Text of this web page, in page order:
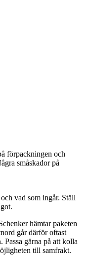
förpackningen och
småskador på
vad som ingår. Ställ
hämtar paketen
går därför oftast
Passa gärna på att kolla
till samfrakt.